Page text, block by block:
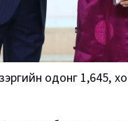
зэргийн одонг 1,645,